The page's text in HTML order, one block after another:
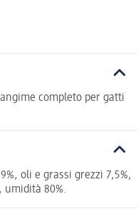
completo per gatti
oli e grassi grezzi 7,5%,
umidità 80%.